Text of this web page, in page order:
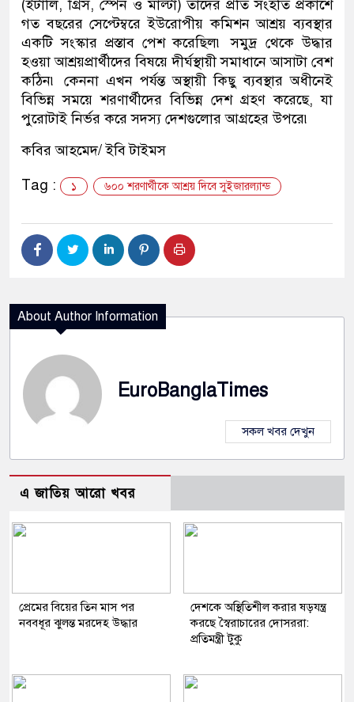
(ইটালি, গ্রিস, স্পেন ও মাল্টা) তাদের প্রতি সংহতি প্রকাশে
গত বছরের সেপ্টেম্বরে ইউরোপীয় কমিশন আশ্রয় ব্যবস্থার
একটি সংস্কার প্রস্তাব পেশ করেছিল৷ সমুদ্র থেকে উদ্ধার
হওয়া আশ্রয়প্রার্থীদের বিষয়ে দীর্ঘস্থায়ী সমাধানে আসাটা বেশ
কঠিন৷ কেননা এখন পর্যন্ত অস্থায়ী কিছু ব্যবস্থার অধীনেই
বিভিন্ন সময়ে শরণার্থীদের বিভিন্ন দেশ গ্রহণ করেছে, যা
পুরোটাই নির্ভর করে সদস্য দেশগুলোর আগ্রহের উপরে৷
কবির আহমেদ/ ইবি টাইমস
Tag :
১ ৬০০ শরণার্থীকে আশ্রয় দিবে সুইজারল্যান্ড
About Author Information
EuroBanglaTimes
সকল খবর দেখুন
এ জাতিয় আরো খবর
প্রেমের বিয়ের তিন মাস পর
নববধূর ঝুলন্ত মরদেহ উদ্ধার
দেশকে অস্থিতিশীল করার ষড়যন্ত্র
করছে স্বৈরাচারের দোসররা:
প্রতিমন্ত্রী টুকু